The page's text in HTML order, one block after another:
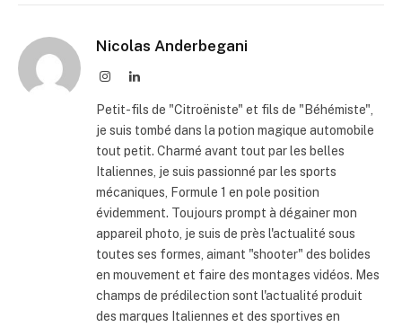
Nicolas Anderbegani
InstagramLinkedIn
Petit-fils de "Citroëniste" et fils de "Béhémiste",
je suis tombé dans la potion magique automobile
tout petit. Charmé avant tout par les belles
Italiennes, je suis passionné par les sports
mécaniques, Formule 1 en pole position
évidemment. Toujours prompt à dégainer mon
appareil photo, je suis de près l'actualité sous
toutes ses formes, aimant "shooter" des bolides
en mouvement et faire des montages vidéos. Mes
champs de prédilection sont l'actualité produit
des marques Italiennes et des sportives en